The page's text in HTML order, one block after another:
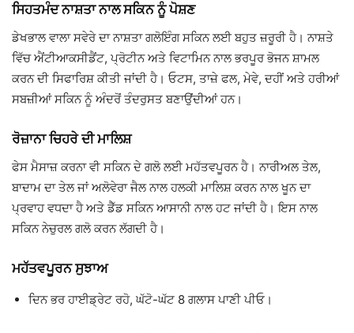
ਸਿਹਤਮੰਦ ਨਾਸ਼ਤਾ ਨਾਲ ਸਕਿਨ ਨੂੰ ਪੋਸ਼ਣ
ਡੇਖਭਾਲ ਵਾਲਾ ਸਵੇਰੇ ਦਾ ਨਾਸ਼ਤਾ ਗਲੋਇੰਗ ਸਕਿਨ ਲਈ ਬਹੁਤ ਜ਼ਰੂਰੀ ਹੈ। ਨਾਸ਼ਤੇ
ਵਿੱਚ ਐਂਟੀਆਕਸੀਡੈਂਟ, ਪ੍ਰੋਟੀਨ ਅਤੇ ਵਿਟਾਮਿਨ ਨਾਲ ਭਰਪੂਰ ਭੋਜਨ ਸ਼ਾਮਲ
ਕਰਨ ਦੀ ਸਿਫਾਰਿਸ਼ ਕੀਤੀ ਜਾਂਦੀ ਹੈ। ਓਟਸ, ਤਾਜ਼ੇ ਫਲ, ਮੇਵੇ, ਦਹੀਂ ਅਤੇ ਹਰੀਆਂ
ਸਬਜ਼ੀਆਂ ਸਕਿਨ ਨੂੰ ਅੰਦਰੋਂ ਤੰਦਰੁਸਤ ਬਣਾਉਂਦੀਆਂ ਹਨ।
ਰੋਜ਼ਾਨਾ ਚਿਹਰੇ ਦੀ ਮਾਲਿਸ਼
ਫੇਸ ਮੈਸਾਜ਼ ਕਰਨਾ ਵੀ ਸਕਿਨ ਦੇ ਗਲੋ ਲਈ ਮਹੱਤਵਪੂਰਨ ਹੈ। ਨਾਰੀਅਲ ਤੇਲ,
ਬਾਦਾਮ ਦਾ ਤੇਲ ਜਾਂ ਅਲੋਵੇਰਾ ਜੈਲ ਨਾਲ ਹਲਕੀ ਮਾਲਿਸ਼ ਕਰਨ ਨਾਲ ਖੂਨ ਦਾ
ਪ੍ਰਵਾਹ ਵਧਦਾ ਹੈ ਅਤੇ ਡੈੱਡ ਸਕਿਨ ਆਸਾਨੀ ਨਾਲ ਹਟ ਜਾਂਦੀ ਹੈ। ਇਸ ਨਾਲ
ਸਕਿਨ ਨੇਚੁਰਲ ਗਲੋ ਕਰਨ ਲੱਗਦੀ ਹੈ।
ਮਹੱਤਵਪੂਰਨ ਸੁਝਾਅ
ਦਿਨ ਭਰ ਹਾਈਡ੍ਰੇਟ ਰਹੋ, ਘੱਟੋ-ਘੱਟ 8 ਗਲਾਸ ਪਾਣੀ ਪੀਓ।